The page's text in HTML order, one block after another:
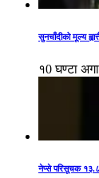
सुनचाँदीको मूल्य
१0 घण्टा
नेप्से परिसूचक